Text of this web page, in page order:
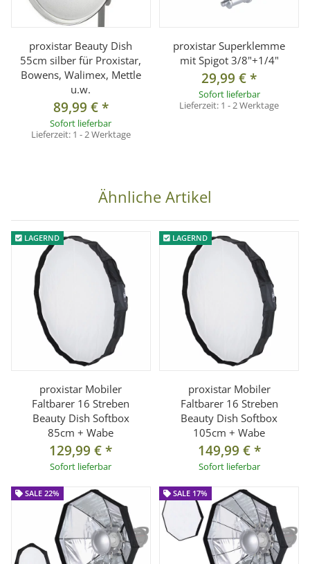
proxistar Beauty Dish
55cm silber für Proxistar,
Bowens, Walimex, Mettle
u.w.
89,99 €*
Sofort lieferbar
Lieferzeit: 1 - 2 Werktage
proxistar Superklemme
mit Spigot 3/8"+1/4"
29,99 €*
Sofort lieferbar
Lieferzeit: 1 - 2 Werktage
Ähnliche Artikel
LAGERND
proxistar Mobiler
Faltbarer 16 Streben
Beauty Dish Softbox
85cm + Wabe
129,99 €*
Sofort lieferbar
LAGERND
proxistar Mobiler
Faltbarer 16 Streben
Beauty Dish Softbox
105cm + Wabe
149,99 €*
Sofort lieferbar
SALE 22% SALE 17%